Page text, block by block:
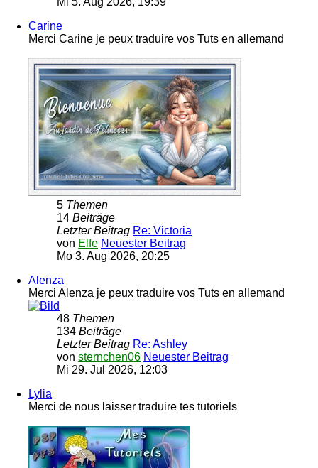
Carine
Merci Carine je peux traduire vos Tuts en allemand
5 Themen
14 Beiträge
Letzter Beitrag Re: Victoria
von Elfe Neuester Beitrag
Mo 3. Aug 2026, 20:25
Alenza
Merci Alenza je peux traduire vos Tuts en allemand
48 Themen
134 Beiträge
Letzter Beitrag Re: Ashley
von sternchen06 Neuester Beitrag
Mi 29. Jul 2026, 12:03
Lylia
Merci de nous laisser traduire tes tutoriels